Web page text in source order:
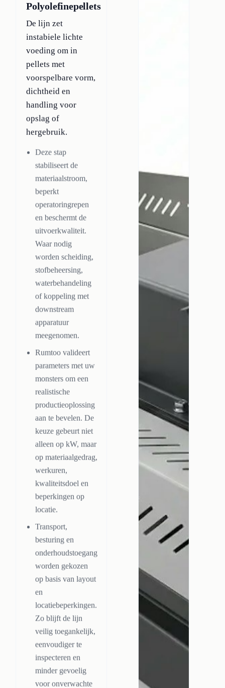
Polyolefinepellets
De lijn zet
instabiele lichte
voeding om in
pellets met
voorspelbare vorm,
dichtheid en
handling voor
opslag of
hergebruik.
Deze stap
stabiliseert de
materiaalstroom,
beperkt
operatoringrepen
en beschermt de
uitvoerkwaliteit.
Waar nodig
worden scheiding,
stofbeheersing,
waterbehandeling
of koppeling met
downstream
apparatuur
meegenomen.
Rumtoo valideert
parameters met uw
monsters om een
realistische
productieoplossing
aan te bevelen. De
keuze gebeurt niet
alleen op kW, maar
op materiaalgedrag,
werkuren,
kwaliteitsdoel en
beperkingen op
locatie.
Transport,
besturing en
onderhoudstoegang
worden gekozen
op basis van layout
en
locatiebeperkingen.
Zo blijft de lijn
veilig toegankelijk,
eenvoudiger te
inspecteren en
minder gevoelig
voor onverwachte